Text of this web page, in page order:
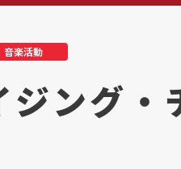
音楽活動
ジング・